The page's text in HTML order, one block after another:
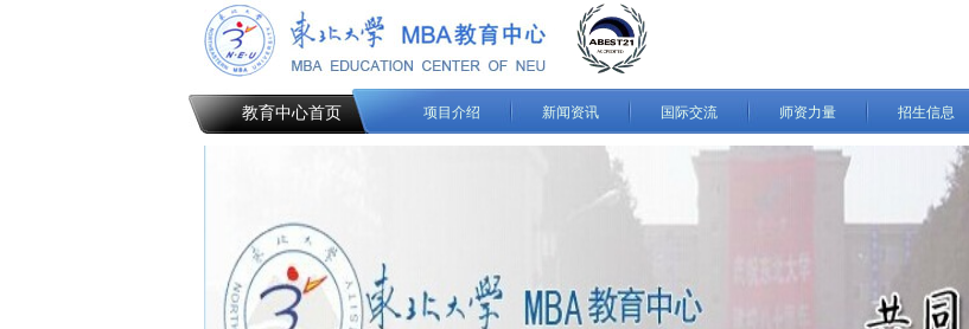
教育中心首页 项目介绍 新闻资讯 国际交流 师资力量 招生信息